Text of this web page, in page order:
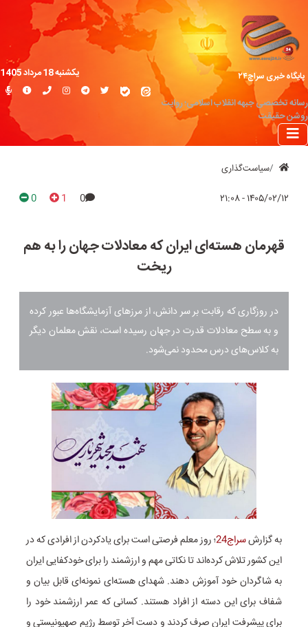
پایگاه خبری سراج۲۴
رسانه تخصصی جبهه انقلاب اسلامی؛ روایت
روشن حقیقت
یکشنبه 18 مرداد 1405
سیاست‌گذاری
۱۴۰۵/۰۲/۱۲ - ۲۱:۰۸ 0
1
0
قهرمان هسته‌ای ایران که معادلات جهان را به هم
ریخت
در روزگاری که رقابت بر سر دانش، از مرزهای آزمایشگاه‌ها عبور کرده
و به سطح معادلات قدرت در جهان رسیده است، نقش معلمان دیگر
به کلاس‌های درس محدود نمی‌شود.
به گزارشسراج24
؛ روز معلم فرصتی است برای یادکردن از افرادی که در
این کشور تلاش کرده‌اند تا نکاتی مهم و ارزشمند را برای خودکفایی ایران
به شاگردان خود آموزش دهند. شهدای هسته‌ای نمونه‌ای قابل بیان و
شفاف برای این دسته از افراد هستند. کسانی که عمر ارزشمند خود را
برای پیشرفت ایران صرف کردند و دست آخر توسط رژیم صهیونیستی و